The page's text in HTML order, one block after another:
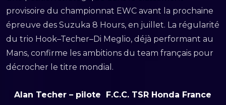
provisoire du championnat EWC avant la prochaine
épreuve des Suzuka 8 Hours, en juillet. La régularité
du trio Hook–Techer–Di Meglio, déjà performant au
Mans, confirme les ambitions du team français pour
décrocher le titre mondial.
Alan Techer – pilote F.C.C. TSR Honda France